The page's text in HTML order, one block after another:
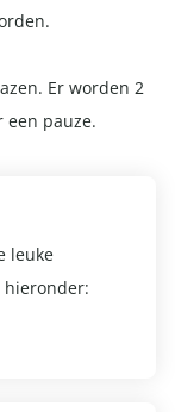
Er worden 2
een pauze.
leuke
hieronder: